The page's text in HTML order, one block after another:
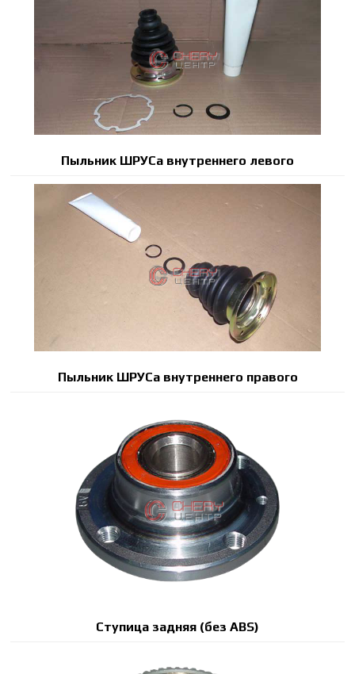
Пыльник ШРУСа внутреннего левого
Пыльник ШРУСа внутреннего правого
Ступица задняя (без ABS)